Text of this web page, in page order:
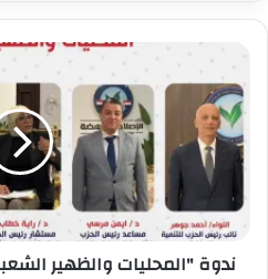
ندوة
"المحليات
والظهير
الشعبي"
لحزب
الإصلاح
والنهضة
ندوة "المحليات والظهير